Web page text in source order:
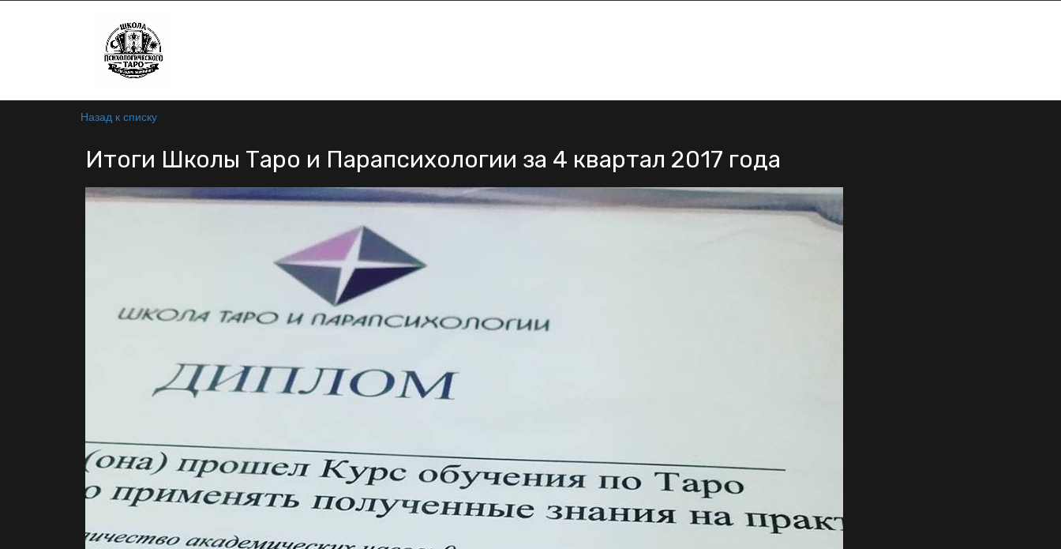
Назад к списку
Итоги Школы Таро и Парапсихологии за 4 квартал 2017 года